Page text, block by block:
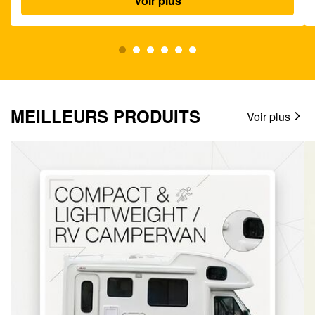
MEILLEURS PRODUITS Voir plus